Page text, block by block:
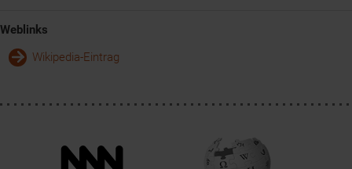
Österreichische Länderausstellung "996 - 1996 ostarrîchi
österreich - Menschen, Mythen, Meilensteine" in Neuhofen/Ybbs
Weblinks
Wikipedia-Eintrag